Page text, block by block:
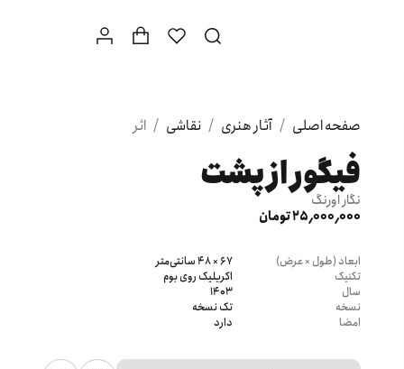
صفحه اصلی / آثار هنری / نقاشی / اثر
فیگور از پشت
نگار اورنگ
25٬000٬000 تومان
ابعاد (طول × عرض)
67 × 48 سانتی‌متر
تکنیک
اکریلیک روی بوم
سال
1403
نسخه
تک نسخه
امضا
دارد